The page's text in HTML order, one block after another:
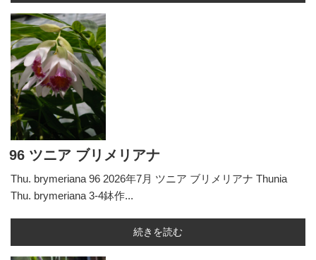
96 ツニア ブリメリアナ
Thu. brymeriana 96 2026年7月 ツニア ブリメリアナ Thunia
Thu. brymeriana 3-4鉢作...
続きを読む